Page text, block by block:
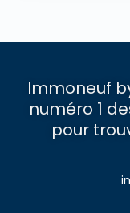
Immoneuf
numéro 1
pour